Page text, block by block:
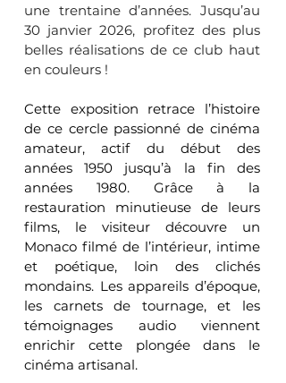
une trentaine d’années. Jusqu’au
30 janvier 2026, profitez des plus
belles réalisations de ce club haut
en couleurs !
Cette exposition retrace l’histoire
de ce cercle passionné de cinéma
amateur, actif du début des
années 1950 jusqu’à la fin des
années 1980. Grâce à la
restauration minutieuse de leurs
films, le visiteur découvre un
Monaco filmé de l’intérieur, intime
et poétique, loin des clichés
mondains. Les appareils d’époque,
les carnets de tournage, et les
témoignages audio viennent
enrichir cette plongée dans le
cinéma artisanal.